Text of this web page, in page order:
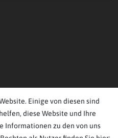
Einige von diesen sind
diese Website und Ihre
Informationen zu den von uns